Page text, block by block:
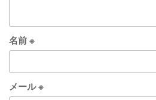
名前※
メール※